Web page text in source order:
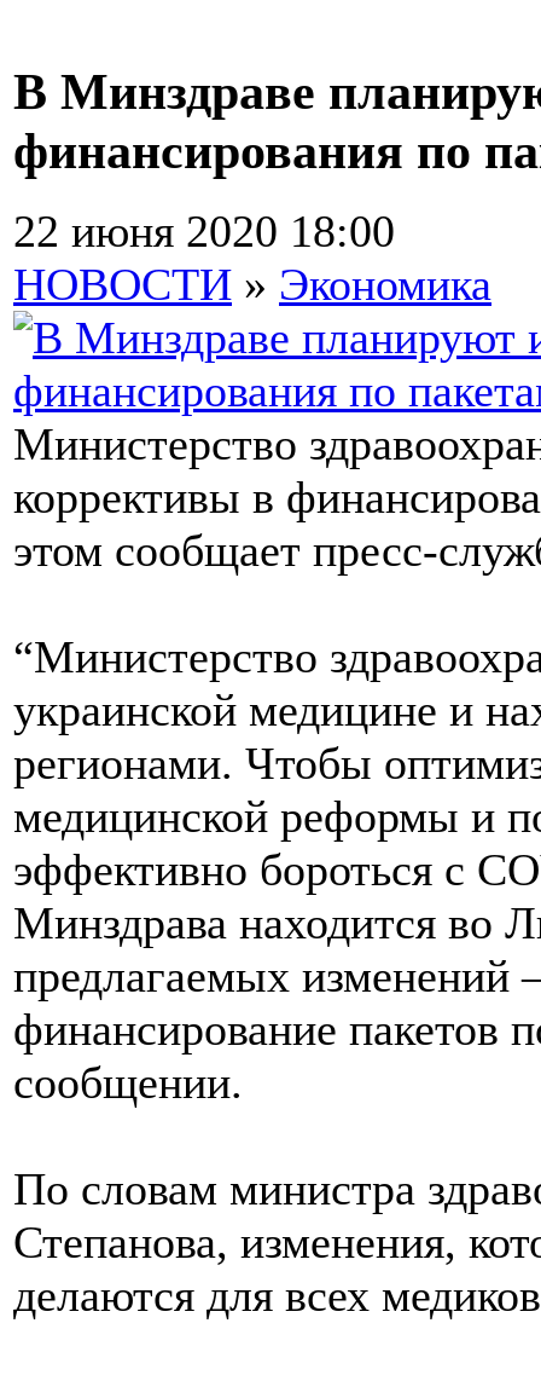
В Минздраве
финансирования по
22 июня 2020 18:00
НОВОСТИ » Экономика
Министерство
коррективы в
этом сообщает пресс-
“Министерство
украинской медицине и
регионами. Чтобы
медицинской реформы и
эффективно бороться с
Минздрава находится во
предлагаемых изменений
финансирование пакетов
сообщении.
По словам министра
Степанова, изменения,
делаются для всех